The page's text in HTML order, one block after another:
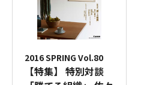
2016 SPRING Vol.80
【特集】 特別対談